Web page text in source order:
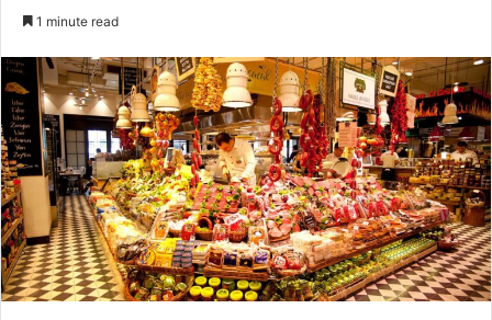
1 minute read